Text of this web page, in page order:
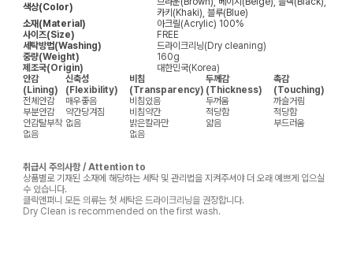
색상(Color)
카키(Khaki), 블루(Blue)
소재(Material)
아크릴(Acrylic) 100%
사이즈(Size)
FREE
세탁방법(Washing)
드라이크리닝(Dry cleaning)
중량(Weight)
160g
제조국(Origin)
대한민국(Korea)
안감
(Lining)
신축성
(Flexibility)
비침
(Transparency)
두께감
(Thickness)
촉감
(Touching)
전체안감
매우좋음 비침있음 두꺼움
까슬거림
부분안감
약간당겨짐 비침약간 적당함
적당함
안감탈부착 없음 밝은칼라만 얇음
부드러움
없음
없음
취급시 주의사항 / Attention to
상품별로 기재된 소재에 해당하는 세탁 및 관리법을 지켜주셔야 더 오래 예쁘게 입으실
수 있습니다.
클릭앤퍼니 모든 의류는 첫 세탁은 드라이크리닝을 권장합니다.
Dry Clean is recommended on the first wash.